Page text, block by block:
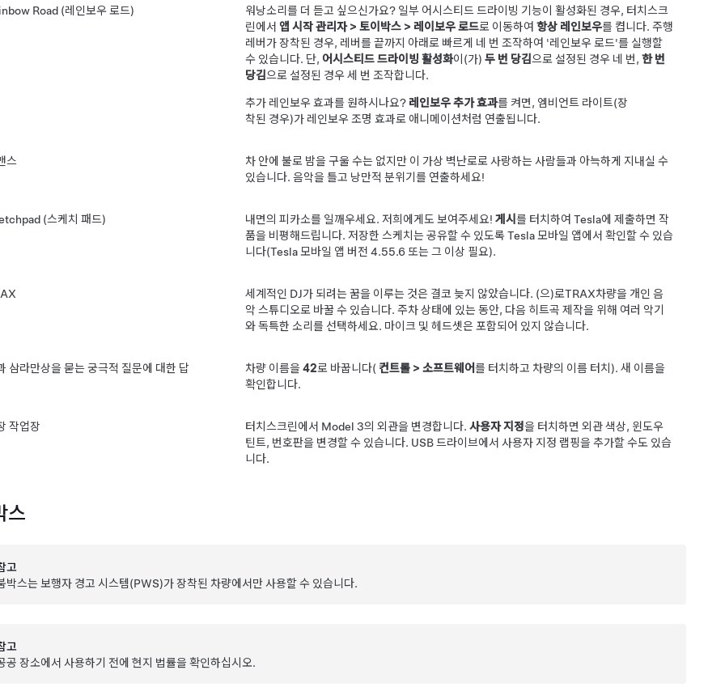
Road (레인보우 로드) 워낭소리를 더 듣고 싶으신가요? 일부 어시스티드 드라이빙 기능이 활성화된 경우, 터치스크
린에서 앱 시작 관리자> 토이박스 > 레이보우 로드로 이동하여 항상 레인보우를 켭니다. 주행
레버가 장착된 경우, 레버를 끝까지 아래로 빠르게 네 번 조작하여 '레인보우 로드'를 실행할
수 있습니다. 단, 어시스티드 드라이빙 활성화이(가) 두 번 당김으로 설정된 경우 네 번, 한 번
당김으로 설정된 경우 세 번 조작합니다.
추가 레인보우 효과를 원하시나요? 레인보우 추가 효과를 켜면, 엠비언트 라이트(장
착된 경우)가 레인보우 조명 효과로 애니메이션처럼 연출됩니다.
스
차 안에 불로 밤을 구울 수는 없지만 이 가상 벽난로로 사랑하는 사람들과 아늑하게 지내실 수
있습니다. 음악을 틀고 낭만적 분위기를 연출하세요!
(스케치 패드) 내면의 피카소를 일깨우세요. 저희에게도 보여주세요! 게시 를 터치하여 Tesla에 제출하면 작
품을 비평해드립니다. 저장한 스케치는 공유할 수 있도록 Tesla 모바일 앱에서 확인할 수 있습
니다(Tesla 모바일 앱 버전 4.55.6 또는 그 이상 필요).
세계적인 DJ가 되려는 꿈을 이루는 것은 결코 늦지 않았습니다. (으)로TRAX차량을 개인 음
악 스튜디오로 바꿀 수 있습니다. 주차 상태에 있는 동안, 다음 히트곡 제작을 위해 여러 악기
와 독특한 소리를 선택하세요. 마이크 및 헤드셋은 포함되어 있지 않습니다.
삼라만상을 묻는 궁극적 질문에 대한 답 차량 이름을42로 바꿉니다( 컨트롤 > 소프트웨어를 터치하고 차량의 이름 터치). 새 이름을
확인합니다.
작업장 터치스크린에서 Model 3의 외관을 변경합니다. 사용자 지정을 터치하면 외관 색상, 윈도우
틴트, 번호판을 변경할 수 있습니다. USB 드라이브에서 사용자 지정 랩핑을 추가할 수도 있습
니다.
스
고
박스는 보행자 경고 시스템(PWS)가 장착된 차량에서만 사용할 수 있습니다.
고
공 장소에서 사용하기 전에 현지 법률을 확인하십시오.